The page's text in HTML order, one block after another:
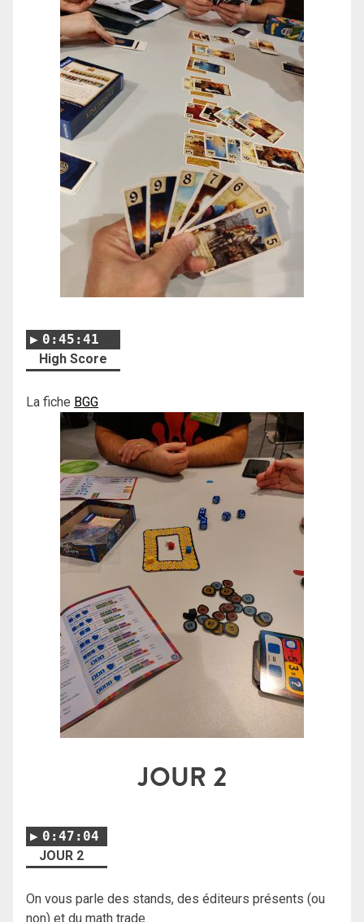
0:45:41
High Score
La fiche BGG
JOUR 2
0:47:04
JOUR 2
On vous parle des stands, des éditeurs présents (ou
non) et du math trade.